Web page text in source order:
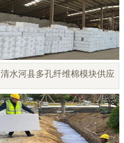
清水河县多孔纤维棉模块供应